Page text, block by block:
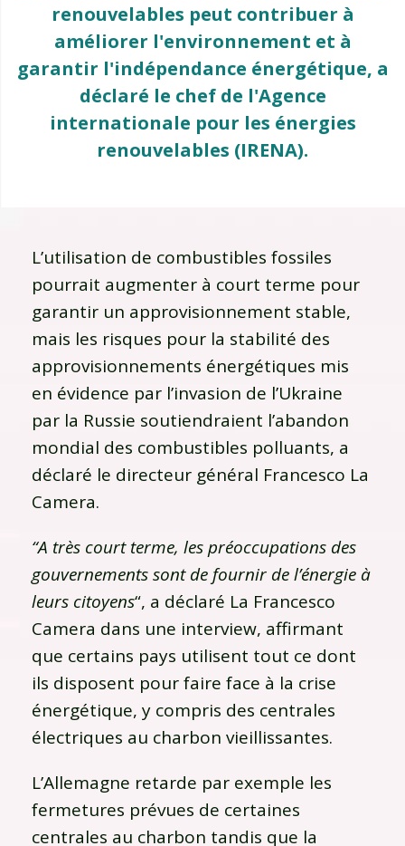
renouvelables peut contribuer à
améliorer l'environnement et à
garantir l'indépendance énergétique, a
déclaré le chef de l'Agence
internationale pour les énergies
renouvelables (IRENA).
L’utilisation de combustibles fossiles
pourrait augmenter à court terme pour
garantir un approvisionnement stable,
mais les risques pour la stabilité des
approvisionnements énergétiques mis
en évidence par l’invasion de l’Ukraine
par la Russie soutiendraient l’abandon
mondial des combustibles polluants, a
déclaré le directeur général Francesco La
Camera.
“A très court terme, les préoccupations des
gouvernements sont de fournir de l’énergie à
leurs citoyens“, a déclaré La Francesco
Camera dans une interview, affirmant
que certains pays utilisent tout ce dont
ils disposent pour faire face à la crise
énergétique, y compris des centrales
électriques au charbon vieillissantes.
L’Allemagne retarde par exemple les
fermetures prévues de certaines
centrales au charbon tandis que la